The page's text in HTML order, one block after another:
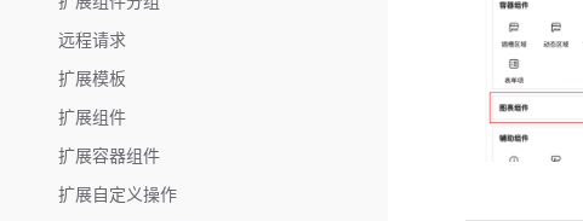
远程请求
扩展模板
扩展组件
扩展容器组件
扩展自定义操作